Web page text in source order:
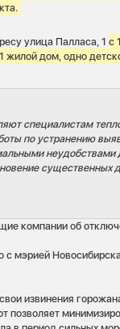
улица Палласа, 1с
жилой дом, одно
специалистам
по устранению
неудобствами
существенных
компании об
с мэрией
извинения
позволяет